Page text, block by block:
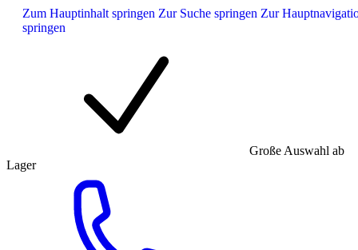
Zum Hauptinhalt springen Zur Suche springen Zur
springen
Große Auswahl ab
Lager